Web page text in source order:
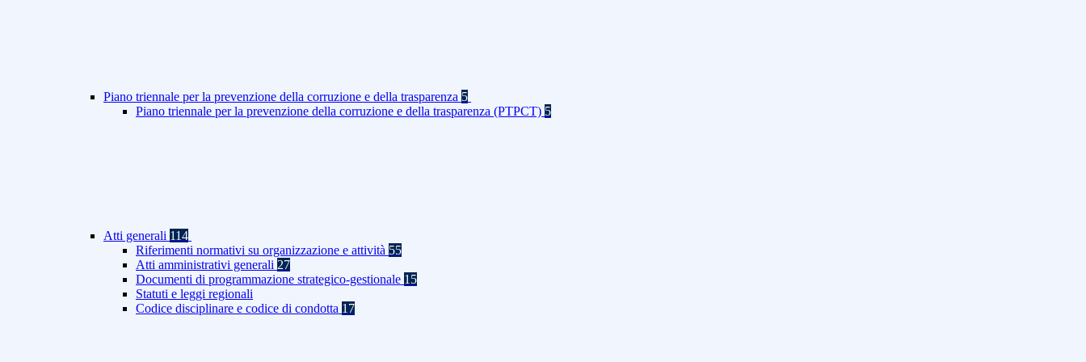
Piano triennale per la prevenzione della corruzione e della trasparenza 5
Piano triennale per la prevenzione della corruzione e della trasparenza (PTPCT) 5
Atti generali 114
Riferimenti normativi su organizzazione e attività 55
Atti amministrativi generali 27
Documenti di programmazione strategico-gestionale 15
Statuti e leggi regionali
Codice disciplinare e codice di condotta 17